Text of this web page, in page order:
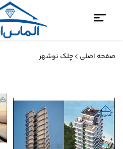
صفحه اصلی چلک نوشهر